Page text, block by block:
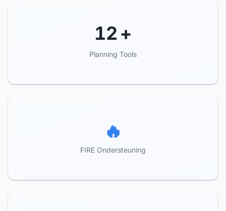
12 +
Planning Tools
🔥
FIRE Ondersteuning